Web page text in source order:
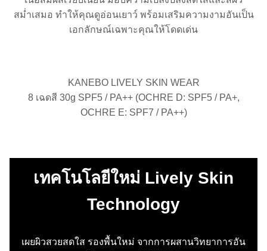
สม่ำเสมอ ทำให้คุณดูอ่อนเยาว์ พร้อมเสริมความงามอันเป็น
เอกลักษณ์เฉพาะคุณให้โดดเด่น
KANEBO LIVELY SKIN WEAR
8 เฉดสี 30g SPF5 / PA++ (OCHRE D: SPF5 / PA+,
OCHRE E: SPF7 / PA++)
เทคโนโลยีใหม่ Lively Skin
Technology
เผยผิวสวยสดใส รองพื้นใหม่ จากการผสานวิทยาการอัน